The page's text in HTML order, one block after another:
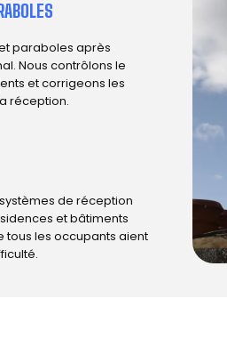
paraboles après
Nous contrôlons le
et corrigeons les
réception.
de réception
et bâtiments
tous les occupants aient